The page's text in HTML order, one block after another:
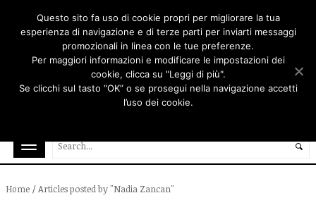
Home /Articles posted by "Nadia Zancan"
Questo sito fa uso di cookie propri per migliorare la tua
esperienza di navigazione e di terze parti per inviarti messaggi
promozionali in linea con le tue preferenze.
Per maggiori informazioni e modificare le impostazioni dei
cookie, clicca su "Leggi di più".
Se clicchi sul tasto “OK” o se prosegui nella navigazione accetti
l’uso dei cookie.